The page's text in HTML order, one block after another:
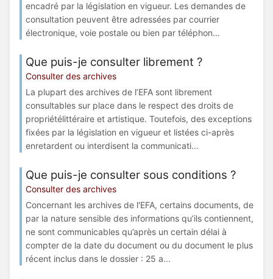
encadré par la législation en vigueur. Les demandes de
consultation peuvent être adressées par courrier
électronique, voie postale ou bien par téléphon...
Que puis-je consulter librement ?
Consulter des archives
La plupart des archives de l’EFA sont librement
consultables sur place dans le respect des droits de
propriétélittéraire et artistique. Toutefois, des exceptions
fixées par la législation en vigueur et listées ci-après
enretardent ou interdisent la communicati...
Que puis-je consulter sous conditions ?
Consulter des archives
Concernant les archives de l'EFA, certains documents, de
par la nature sensible des informations qu’ils contiennent,
ne sont communicables qu’après un certain délai à
compter de la date du document ou du document le plus
récent inclus dans le dossier : 25 a...